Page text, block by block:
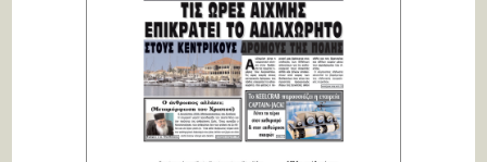
Επισημάνσεις
Σοβαρή ανησυχία...
Κική Ζέρβα
Πολιτικά και άλλα